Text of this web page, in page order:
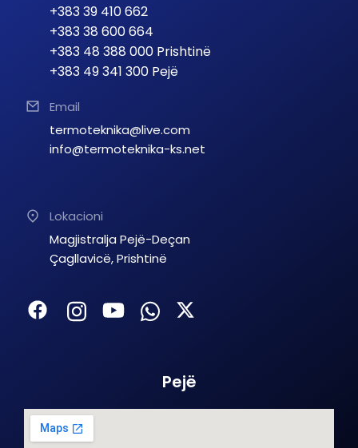
+383 39 410 662
+383 38 600 664
+383 48 388 000 Prishtinë
+383 49 341 300 Pejë
Email
termoteknika@live.com
info@termoteknika-ks.net
Lokacioni
Magjistralja Pejë-Deçan
Çagllavicë, Prishtinë
Pejë